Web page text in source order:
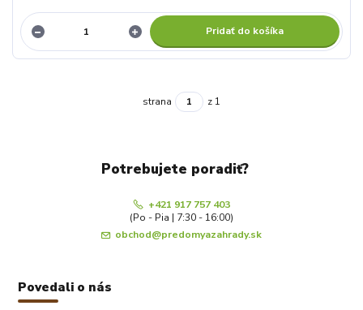
Pridať do košíka
strana z 1
Potrebujete poradiť?
+421 917 757 403
(Po - Pia | 7:30 - 16:00)
obchod@predomyazahrady.sk
Povedali o nás